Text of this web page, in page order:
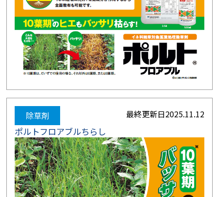
除草剤 最終更新日2025.11.12
ポルトフロアブルちらし